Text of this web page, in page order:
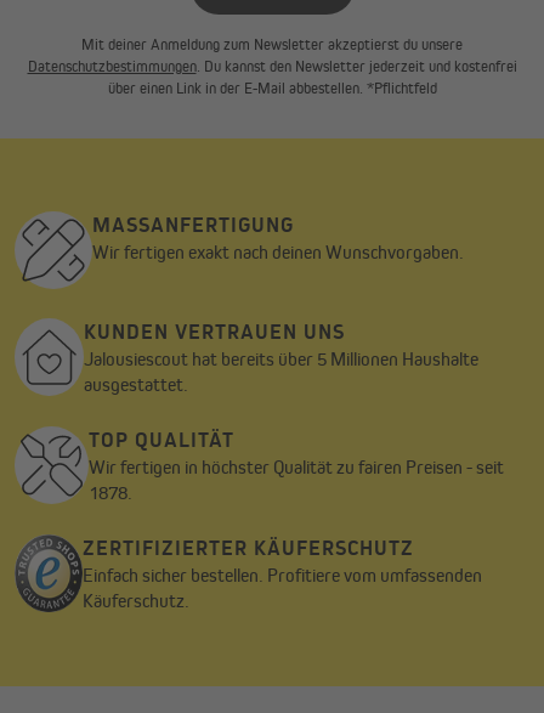
Mit deiner Anmeldung zum Newsletter akzeptierst du unsere
Datenschutzbestimmungen. Du kannst den Newsletter jederzeit und kostenfrei
über einen Link in der E-Mail abbestellen. *Pflichtfeld
MASSANFERTIGUNG
Wir fertigen exakt nach deinen Wunschvorgaben.
KUNDEN VERTRAUEN UNS
Jalousiescout hat bereits über 5 Millionen Haushalte
ausgestattet.
TOP QUALITÄT
Wir fertigen in höchster Qualität zu fairen Preisen - seit
1878.
ZERTIFIZIERTER KÄUFERSCHUTZ
Einfach sicher bestellen. Profitiere vom umfassenden
Käuferschutz.